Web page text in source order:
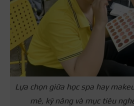
Lựa chọn giữa học spa hay
mê, kỹ năng và mục tiêu